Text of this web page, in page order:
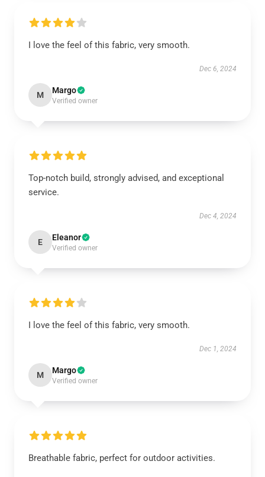
I love the feel of this fabric, very smooth.
Dec 6, 2024
M Margo
Verified owner
Top-notch build, strongly advised, and exceptional
service.
Dec 4, 2024
E Eleanor
Verified owner
I love the feel of this fabric, very smooth.
Dec 1, 2024
M Margo
Verified owner
Breathable fabric, perfect for outdoor activities.